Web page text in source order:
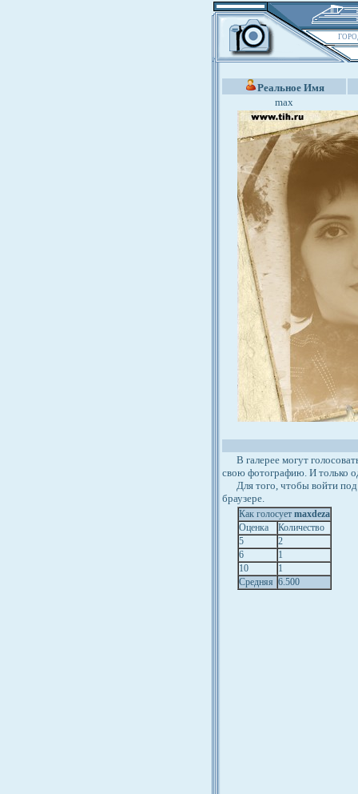
Реальное Имя
max
В галерее могут
свою фотографию. И только
Для того, чтобы войти под
браузере.
Как голосует maxdeza
Оценка
Количество
5
2
6
1
10
1
Средняя 6.500